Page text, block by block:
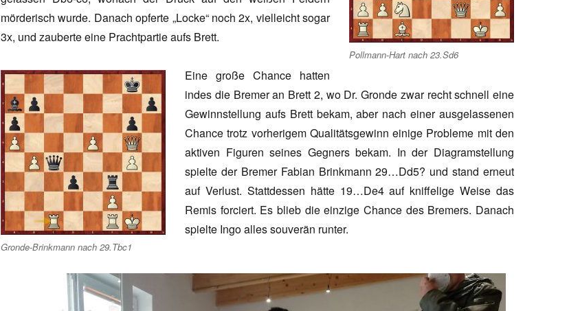
Pollmann-Hart nach 23.Sd6
mörderisch wurde. Danach opferte „Locke“ noch 2x, vielleicht sogar
3x, und zauberte eine Prachtpartie aufs Brett.
Gronde-Brinkmann nach 29.Tbc1
Eine große Chance hatten
indes die Bremer an Brett 2, wo Dr. Gronde zwar recht schnell eine
Gewinnstellung aufs Brett bekam, aber nach einer ausgelassenen
Chance trotz vorherigem Qualitätsgewinn einige Probleme mit den
aktiven Figuren seines Gegners bekam. In der Diagramstellung
spielte der Bremer Fabian Brinkmann 29…Dd5? und stand erneut
auf Verlust. Stattdessen hätte 19…De4 auf kniffelige Weise das
Remis forciert. Es blieb die einzige Chance des Bremers. Danach
spielte Ingo alles souverän runter.